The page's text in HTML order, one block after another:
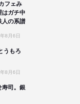
フェみ
はガチ中
人の系譜
8月6日
うもろ
8月6日
寿司。銀